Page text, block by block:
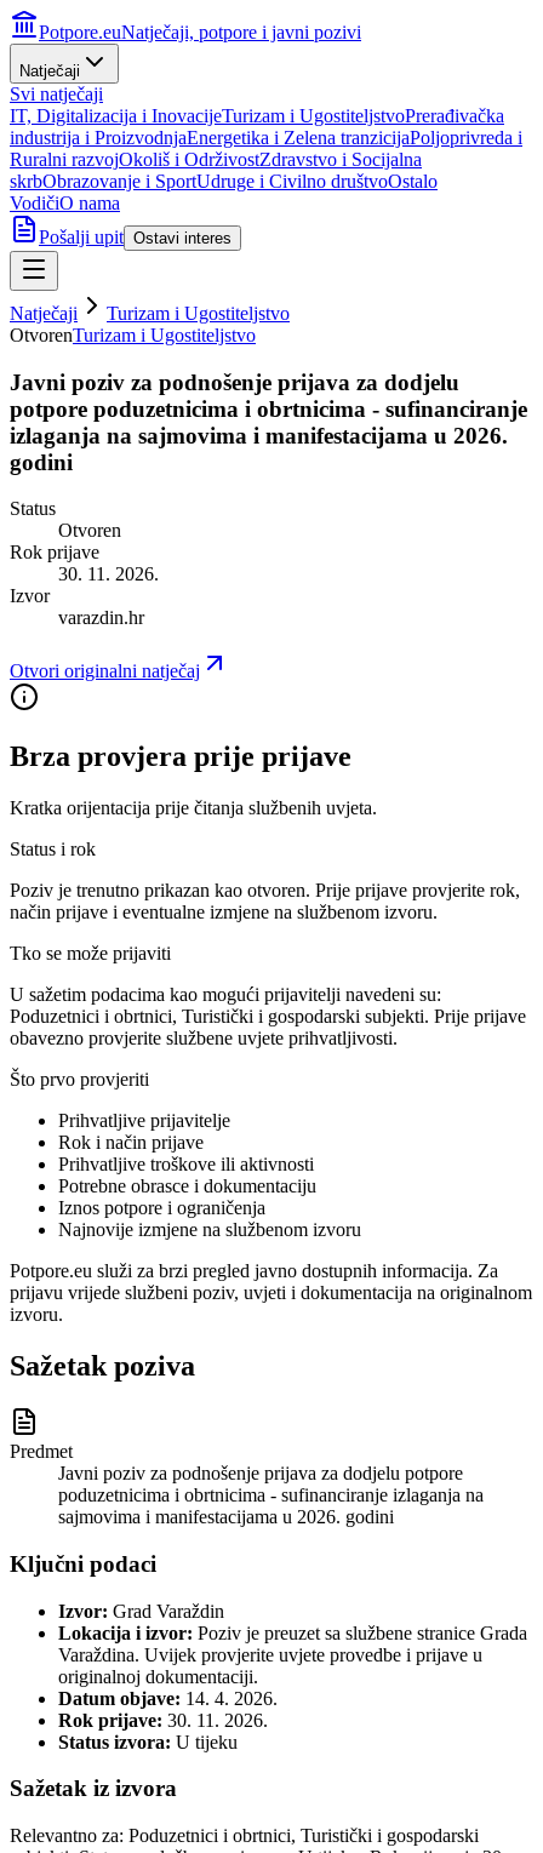
Potpore.euNatječaji, potpore i javni pozivi
Natječaji
Svi natječaji
IT, Digitalizacija i InovacijeTurizam i UgostiteljstvoPrerađivačka
industrija i ProizvodnjaEnergetika i Zelena tranzicijaPoljoprivreda i
Ruralni razvojOkoliš i OdrživostZdravstvo i Socijalna
skrbObrazovanje i SportUdruge i Civilno društvoOstalo
VodičiO nama
Pošalji upit Ostavi interes
Natječaji
Turizam i Ugostiteljstvo
OtvorenTurizam i Ugostiteljstvo
Javni poziv za podnošenje prijava za dodjelu
potpore poduzetnicima i obrtnicima - sufinanciranje
izlaganja na sajmovima i manifestacijama u 2026.
godini
Status
Otvoren
Rok prijave
30. 11. 2026.
Izvor
varazdin.hr
Otvori originalni natječaj
Brza provjera prije prijave
Kratka orijentacija prije čitanja službenih uvjeta.
Status i rok
Poziv je trenutno prikazan kao otvoren. Prije prijave provjerite rok,
način prijave i eventualne izmjene na službenom izvoru.
Tko se može prijaviti
U sažetim podacima kao mogući prijavitelji navedeni su:
Poduzetnici i obrtnici, Turistički i gospodarski subjekti. Prije prijave
obavezno provjerite službene uvjete prihvatljivosti.
Što prvo provjeriti
Prihvatljive prijavitelje
Rok i način prijave
Prihvatljive troškove ili aktivnosti
Potrebne obrasce i dokumentaciju
Iznos potpore i ograničenja
Najnovije izmjene na službenom izvoru
Potpore.eu služi za brzi pregled javno dostupnih informacija. Za
prijavu vrijede službeni poziv, uvjeti i dokumentacija na originalnom
izvoru.
Sažetak poziva
Predmet
Javni poziv za podnošenje prijava za dodjelu potpore
poduzetnicima i obrtnicima - sufinanciranje izlaganja na
sajmovima i manifestacijama u 2026. godini
Ključni podaci
Izvor: Grad Varaždin
Lokacija i izvor: Poziv je preuzet sa službene stranice Grada
Varaždina. Uvijek provjerite uvjete provedbe i prijave u
originalnoj dokumentaciji.
Datum objave: 14. 4. 2026.
Rok prijave: 30. 11. 2026.
Status izvora: U tijeku
Sažetak iz izvora
Relevantno za: Poduzetnici i obrtnici, Turistički i gospodarski